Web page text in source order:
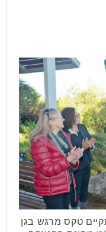
שעבר ( 10.1.19 ) התקיים טקס מרגש בגן